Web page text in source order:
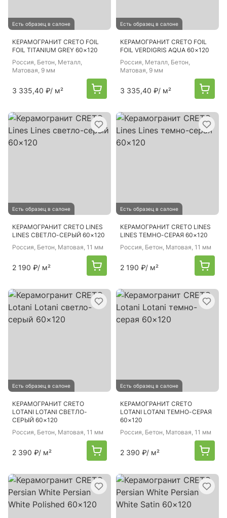
Есть образец в салоне
КЕРАМОГРАНИТ CRETO FOIL
FOIL TITANIUM GREY 60×120
Россия, Бетон, Металл,
Матовая, 9 мм
3 335,40 ₽/ м²
Есть образец в салоне
КЕРАМОГРАНИТ CRETO FOIL
FOIL VERDIGRIS AQUA 60×120
Россия, Металл, Бетон,
Матовая, 9 мм
3 335,40 ₽/ м²
Есть образец в салоне
КЕРАМОГРАНИТ CRETO LINES
LINES СВЕТЛО-СЕРЫЙ 60×120
Россия, Бетон, Матовая, 11 мм
2 190 ₽/ м²
Есть образец в салоне
КЕРАМОГРАНИТ CRETO LINES
LINES ТЕМНО-СЕРАЯ 60×120
Россия, Бетон, Матовая, 11 мм
2 190 ₽/ м²
Есть образец в салоне
КЕРАМОГРАНИТ CRETO
LOTANI LOTANI СВЕТЛО-
СЕРЫЙ 60×120
Россия, Бетон, Матовая, 11 мм
2 390 ₽/ м²
Есть образец в салоне
КЕРАМОГРАНИТ CRETO
LOTANI LOTANI ТЕМНО-СЕРАЯ
60×120
Россия, Бетон, Матовая, 11 мм
2 390 ₽/ м²